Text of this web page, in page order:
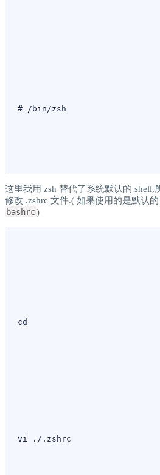
# /bin/zsh
这里我用 zsh 替代了系统默认的 shell,
修改 .zshrc 文件.( 如果使用的是默认
bashrc)
cd
vi ./. zshrc